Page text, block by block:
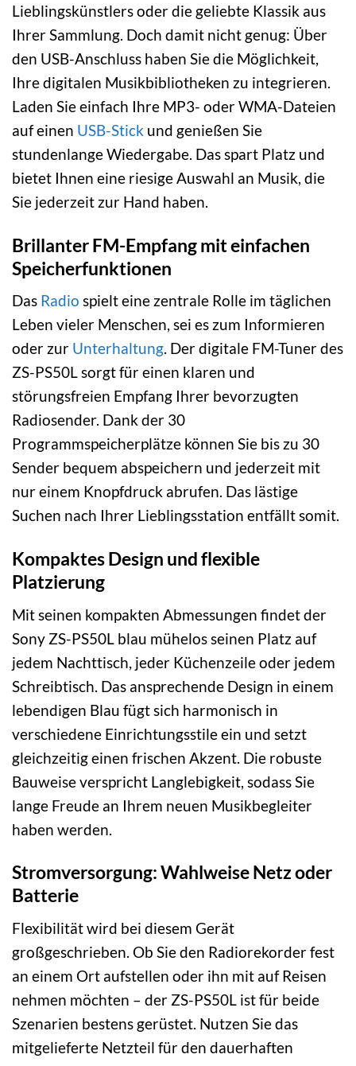
Lieblingskünstlers oder die geliebte Klassik aus
Ihrer Sammlung. Doch damit nicht genug: Über
den USB-Anschluss haben Sie die Möglichkeit,
Ihre digitalen Musikbibliotheken zu integrieren.
Laden Sie einfach Ihre MP3- oder WMA-Dateien
auf einen USB-Stick und genießen Sie
stundenlange Wiedergabe. Das spart Platz und
bietet Ihnen eine riesige Auswahl an Musik, die
Sie jederzeit zur Hand haben.
Brillanter FM-Empfang mit einfachen
Speicherfunktionen
Das Radio spielt eine zentrale Rolle im täglichen
Leben vieler Menschen, sei es zum Informieren
oder zur Unterhaltung. Der digitale FM-Tuner des
ZS-PS50L sorgt für einen klaren und
störungsfreien Empfang Ihrer bevorzugten
Radiosender. Dank der 30
Programmspeicherplätze können Sie bis zu 30
Sender bequem abspeichern und jederzeit mit
nur einem Knopfdruck abrufen. Das lästige
Suchen nach Ihrer Lieblingsstation entfällt somit.
Kompaktes Design und flexible
Platzierung
Mit seinen kompakten Abmessungen findet der
Sony ZS-PS50L blau mühelos seinen Platz auf
jedem Nachttisch, jeder Küchenzeile oder jedem
Schreibtisch. Das ansprechende Design in einem
lebendigen Blau fügt sich harmonisch in
verschiedene Einrichtungsstile ein und setzt
gleichzeitig einen frischen Akzent. Die robuste
Bauweise verspricht Langlebigkeit, sodass Sie
lange Freude an Ihrem neuen Musikbegleiter
haben werden.
Stromversorgung: Wahlweise Netz oder
Batterie
Flexibilität wird bei diesem Gerät
großgeschrieben. Ob Sie den Radiorekorder fest
an einem Ort aufstellen oder ihn mit auf Reisen
nehmen möchten – der ZS-PS50L ist für beide
Szenarien bestens gerüstet. Nutzen Sie das
mitgelieferte Netzteil für den dauerhaften